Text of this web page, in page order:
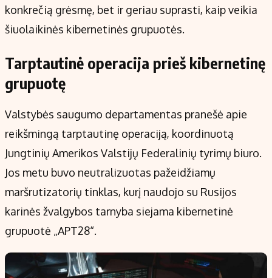
konkrečią grėsmę, bet ir geriau suprasti, kaip veikia
šiuolaikinės kibernetinės grupuotės.
Tarptautinė operacija prieš kibernetinę
grupuotę
Valstybės saugumo departamentas pranešė apie
reikšmingą tarptautinę operaciją, koordinuotą
Jungtinių Amerikos Valstijų Federalinių tyrimų biuro.
Jos metu buvo neutralizuotas pažeidžiamų
maršrutizatorių tinklas, kurį naudojo su Rusijos
karinės žvalgybos tarnyba siejama kibernetinė
grupuotė „APT28“.